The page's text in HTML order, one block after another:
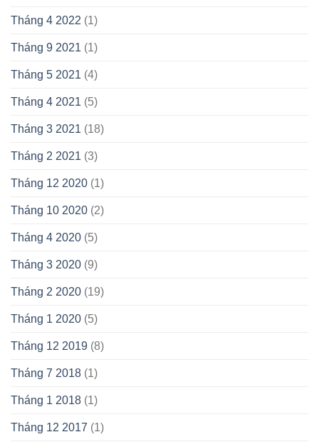
Tháng 4 2022 (1)
Tháng 9 2021 (1)
Tháng 5 2021 (4)
Tháng 4 2021 (5)
Tháng 3 2021 (18)
Tháng 2 2021 (3)
Tháng 12 2020 (1)
Tháng 10 2020 (2)
Tháng 4 2020 (5)
Tháng 3 2020 (9)
Tháng 2 2020 (19)
Tháng 1 2020 (5)
Tháng 12 2019 (8)
Tháng 7 2018 (1)
Tháng 1 2018 (1)
Tháng 12 2017 (1)